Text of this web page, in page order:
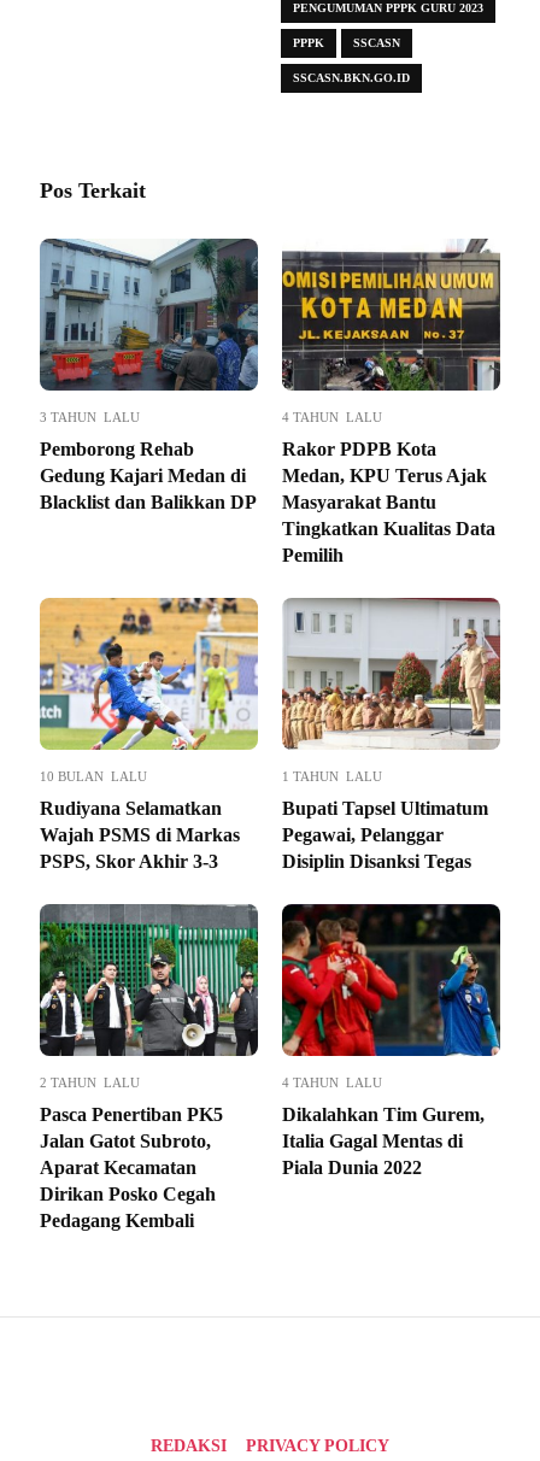
PENGUMUMAN PPPK GURU 2023
PPPK SSCASN
SSCASN.BKN.GO.ID
Pos Terkait
3 TAHUN LALU
Pemborong Rehab
Gedung Kajari Medan di
Blacklist dan Balikkan DP
4 TAHUN LALU
Rakor PDPB Kota
Medan, KPU Terus Ajak
Masyarakat Bantu
Tingkatkan Kualitas Data
Pemilih
10 BULAN LALU
Rudiyana Selamatkan
Wajah PSMS di Markas
PSPS, Skor Akhir 3-3
1 TAHUN LALU
Bupati Tapsel Ultimatum
Pegawai, Pelanggar
Disiplin Disanksi Tegas
2 TAHUN LALU
Pasca Penertiban PK5
Jalan Gatot Subroto,
Aparat Kecamatan
Dirikan Posko Cegah
Pedagang Kembali
4 TAHUN LALU
Dikalahkan Tim Gurem,
Italia Gagal Mentas di
Piala Dunia 2022
REDAKSI PRIVACY POLICY